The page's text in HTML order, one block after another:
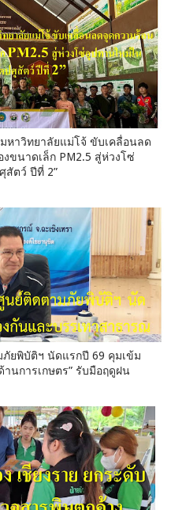
หาวิทยาลัยแม่โจ้ ขับเคลื่อนลด
ขนาดเล็ก PM2.5 สู่ห่วงโซ่
สัตว์ ปีที่ 2”
ยพิบัติฯ นัดแรกปี 69 คุมเข้ม
นการเกษตร” รับมือฤดูฝน